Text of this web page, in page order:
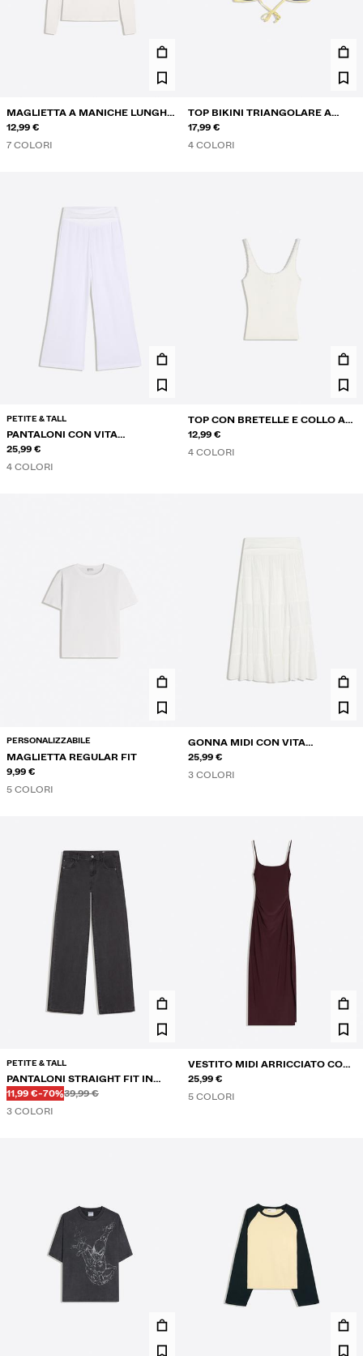
MAGLIETTA A MANICHE LUNGHE
CON COLLO ROTONDO
12,99 €
7 COLORI
TOP BIKINI TRIANGOLARE A
CONTRASTO
17,99 €
4 COLORI
PETITE & TALL
PANTALONI CON VITA
RISVOLTATA
25,99 €
4 COLORI
TOP CON BRETELLE E COLLO A
SERAFINO IN PIZZO
12,99 €
4 COLORI
PERSONALIZZABILE
MAGLIETTA REGULAR FIT
9,99 €
5 COLORI
GONNA MIDI CON VITA
RISVOLTATA
25,99 €
3 COLORI
PETITE & TALL
PANTALONI STRAIGHT FIT IN
TWILL
PREZZO CON SCONTO
11,99 €SCONTO DEL
-70%Prima
39,99 €
Prima
3 COLORI
VESTITO MIDI ARRICCIATO CON
SPALLINE
25,99 €
5 COLORI